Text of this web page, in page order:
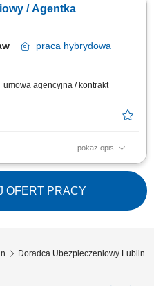
sprzedażowych. Analiza
rozwiązań. Budowanie
/ Agentka
praca hybrydowa
umowa agencyjna / kontrakt
pokaż opis
klientów oraz relacji
dobór rozwiązań
handlowych w formie online i
celów sprzedażowych przy
OFERT PRACY
Doradca Ubezpieczeniowy Lublin